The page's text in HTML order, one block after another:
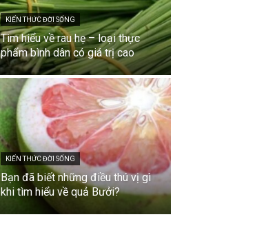
KIẾN THỨC ĐỜI SỐNG
Tìm hiểu về rau hẹ – loại thực
phẩm bình dân có giá trị cao
KIẾN THỨC ĐỜI SỐNG
Bạn đã biết những điều thú vị gì
khi tìm hiểu về quả Bưởi?